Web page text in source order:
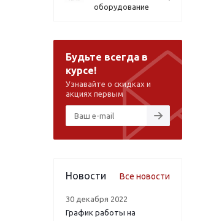
оборудование
Будьте всегда в
курсе!
Узнавайте о скидках и
акциях первым
Новости Все новости
30 декабря 2022
График работы на